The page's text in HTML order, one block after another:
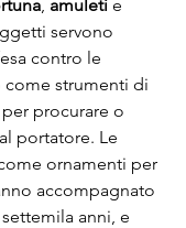
, amuleti e
servono
contro le
strumenti di
procurare o
portatore. Le
ornamenti per
accompagnato
anni, e